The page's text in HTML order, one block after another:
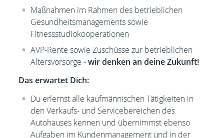
Maßnahmen im Rahmen des betrieblichen
Gesundheitsmanagements sowie
Fitnessstudiokooperationen
AVP-Rente sowie Zuschüsse zur betrieblichen
Altersvorsorge -wir denken an deine Zukunft!
Das erwartet Dich:
Du erlernst alle kaufmännischen Tätigkeiten in
den Verkaufs- und Servicebereichen des
Autohauses kennen und übernimmst ebenso
Aufgaben im Kundenmanagement und in der